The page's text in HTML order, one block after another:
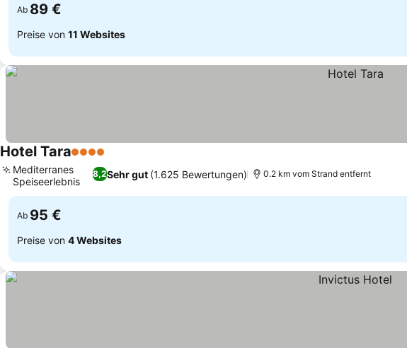
Ab 89 €
Preise von 11 Websites
Hotel Tara4 Sterne
8,2Sehr gut (1.625 Bewertungen)
Mediterranes
Speiseerlebnis
0.2 km vom Strand entfernt
Ab 95 €
Preise von 4 Websites